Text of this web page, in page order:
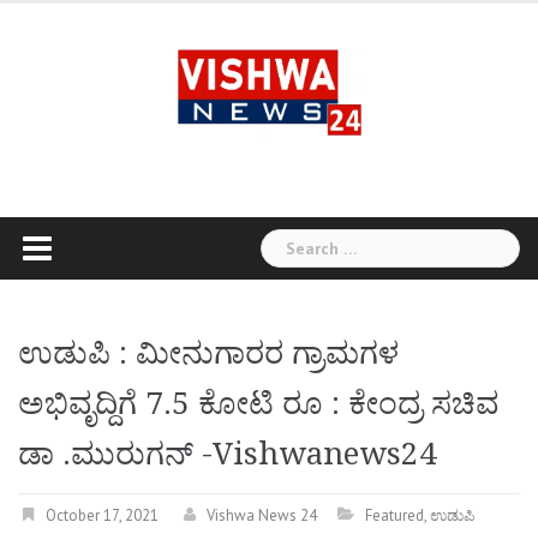
Search
for:
ಉಡುಪಿ : ಮೀನುಗಾರರ ಗ್ರಾಮಗಳ
ಅಭಿವೃದ್ದಿಗೆ 7.5 ಕೋಟಿ ರೂ : ಕೇಂದ್ರ ಸಚಿವ
ಡಾ .ಮುರುಗನ್ -Vishwanews24
October 17, 2021 Vishwa News 24 Featured,ಉಡುಪಿ